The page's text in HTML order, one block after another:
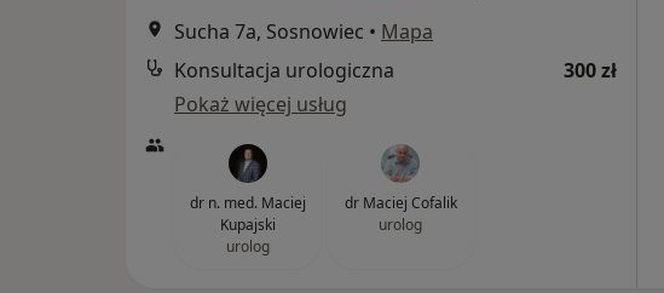
Sucha 7a, Sosnowiec • Mapa
Konsultacja urologiczna
300 zł
Pokaż więcej usług
dr n. med. Maciej
Kupajski
urolog
dr Maciej Cofalik
urolog